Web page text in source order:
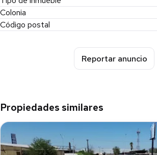
Colonia
Código postal
Reportar anuncio
Propiedades similares